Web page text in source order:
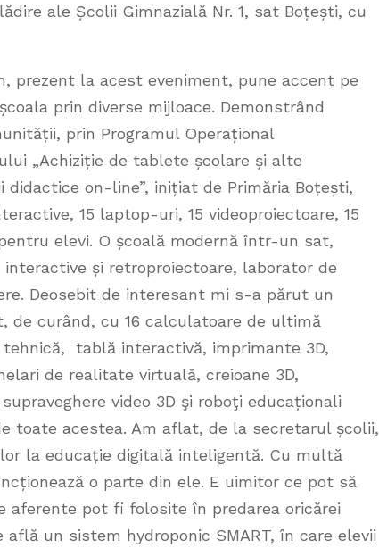
ale Școlii Gimnazială Nr. 1, sat Boțești, cu
prezent la acest eveniment, pune accent pe
prin diverse mijloace. Demonstrând
prin Programul Operațional
„Achiziție de tablete școlare și alte
on-line”, inițiat de Primăria Boțești,
15 laptop-uri, 15 videoproiectoare, 15
elevi. O școală modernă într-un sat,
și retroproiectoare, laborator de
Deosebit de interesant mi s-a părut un
curând, cu 16 calculatoare de ultimă
tablă interactivă, imprimante 3D,
de realitate virtuală, creioane 3D,
video 3D şi roboţi educaționali
toate acestea. Am aflat, de la secretarul școlii,
la educație digitală inteligentă. Cu multă
o parte din ele. E uimitor ce pot să
aferente pot fi folosite în predarea oricărei
un sistem hydroponic SMART, în care elevii